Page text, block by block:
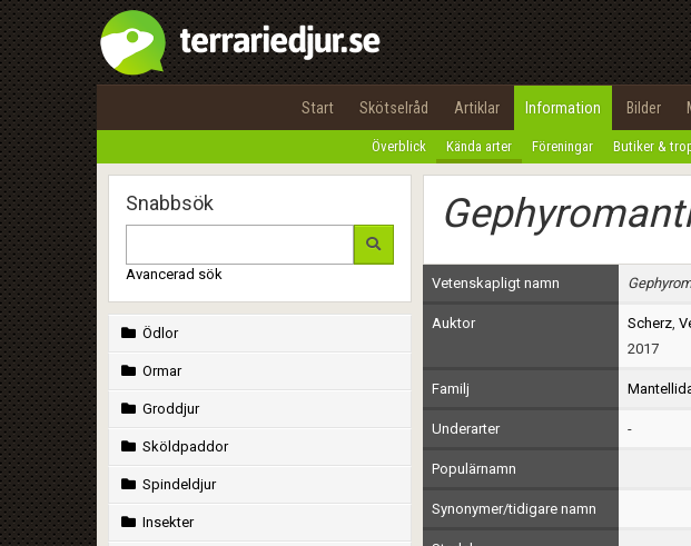
Start Skötselråd Artiklar Information Bilder
Överblick Kända arter Föreningar Butiker &
Snabbsök
Avancerad sök
Ödlor
Ormar
Groddjur
Sköldpaddor
Spindeldjur
Insekter
Vetenskapligt namn
Auktor Scherz,
2017
Familj
Underarter -
Populärnamn
Synonymer/tidigare namn
integritetspolicy
Namn:
Epost:
Användarnamn:
Lösenord:
Terms of Service
Begär nytt lösenord